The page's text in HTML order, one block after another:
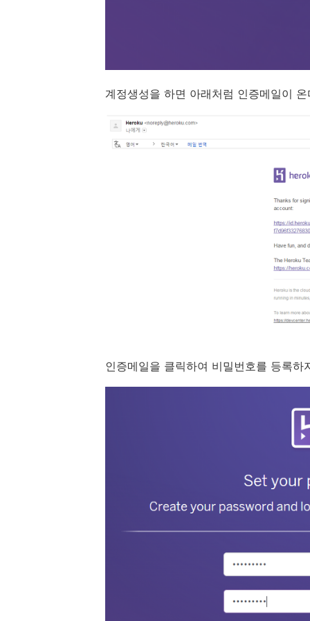
계정생성을 하면 아래처럼 인증메일이 온
인증메일을 클릭하여 비밀번호를 등록하